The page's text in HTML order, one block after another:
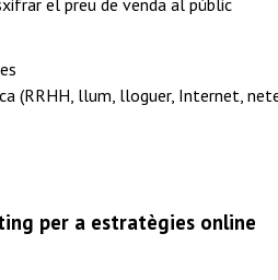
el preu de venda al públic
(RRHH, llum, lloguer, Internet,
per a estratègies online